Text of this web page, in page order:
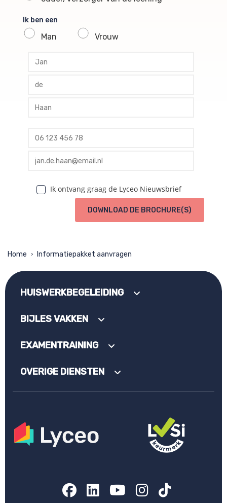
Ik ben een
Man Vrouw
profile voornaam
profile tussenvoegsel
profile achternaam
profile telefoon
profile email
Ik ontvang graag de Lyceo Nieuwsbrief
DOWNLOAD DE BROCHURE(S)
Home > Informatiepakket aanvragen
HUISWERKBEGELEIDING
BIJLES VAKKEN
EXAMENTRAINING
OVERIGE DIENSTEN
Facebook
LinkedIn
YouTube
Instagram
TikTok